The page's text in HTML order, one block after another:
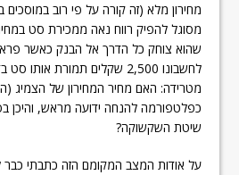
מחירון מלא (זה קורה על פי רוב
שהוא צוחק כל הדרך אל הבנק כאשר
לחשבונו 2,500 שקלים תמורת
מטרידה: האם מחיר המחירון של הצמיג
כפלטפורמה להנחה ידועה מראש, והיכן
שיטת השקשוקה?